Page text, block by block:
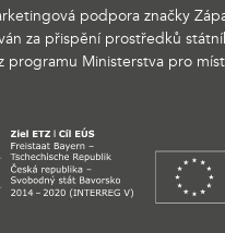
podpora značky
za přispění prostředků
programu Ministerstva pro